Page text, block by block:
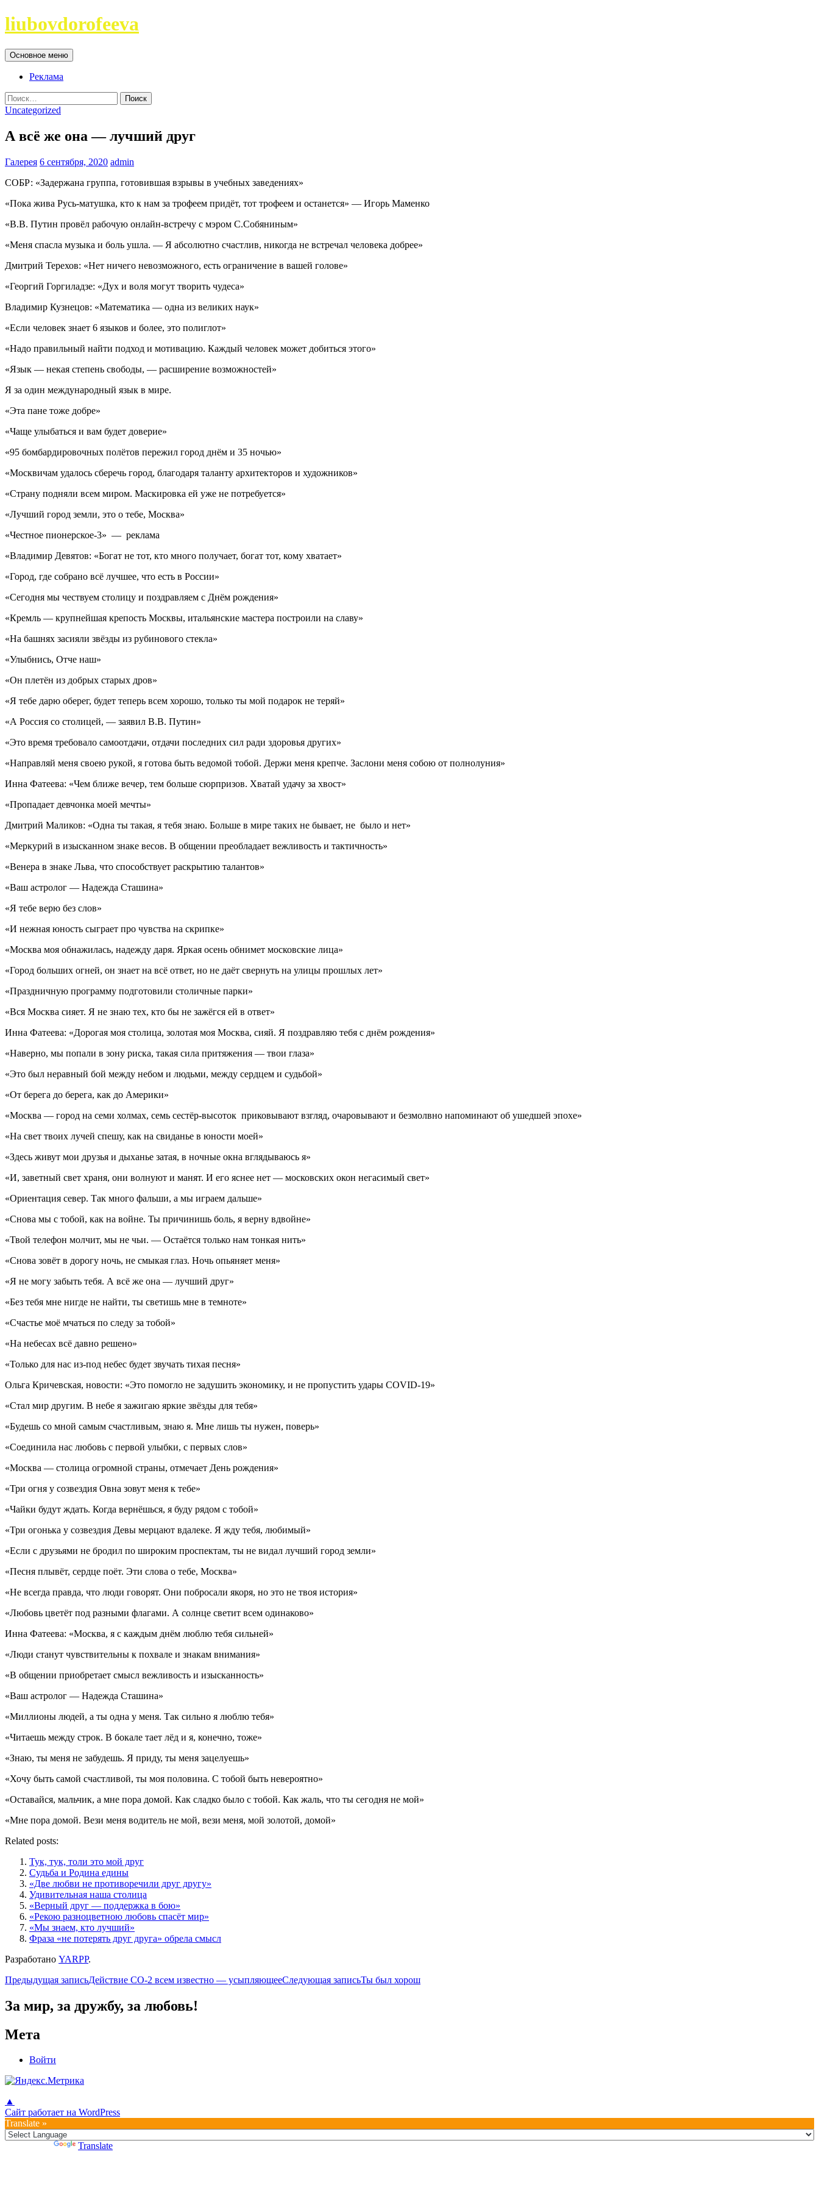
Перейти
к
liubovdorofeeva
Поиск
Основное меню
Реклама
Найти:
Uncategorized
А всё же она — лучший друг
Галерея 6 сентября, 2020 admin
СОБР: «Задержана группа, готовившая взрывы в учебных заведениях»
«Пока жива Русь-матушка, кто к нам за трофеем придёт, тот трофеем и останется» — Игорь Маменко
«В.В. Путин провёл рабочую онлайн-встречу с мэром С.Собяниным»
«Меня спасла музыка и боль ушла. — Я абсолютно счастлив, никогда не встречал человека добрее»
Дмитрий Терехов: «Нет ничего невозможного, есть ограничение в вашей голове»
«Георгий Горгиладзе: «Дух и воля могут творить чудеса»
Владимир Кузнецов: «Математика — одна из великих наук»
«Если человек знает 6 языков и более, это полиглот»
«Надо правильный найти подход и мотивацию. Каждый человек может добиться этого»
«Язык — некая степень свободы, — расширение возможностей»
Я за один международный язык в мире.
«Эта пане тоже добре»
«Чаще улыбаться и вам будет доверие»
«95 бомбардировочных полётов пережил город днём и 35 ночью»
«Москвичам удалось сберечь город, благодаря таланту архитекторов и художников»
«Страну подняли всем миром. Маскировка ей уже не потребуется»
«Лучший город земли, это о тебе, Москва»
«Честное пионерское-3» — реклама
«Владимир Девятов: «Богат не тот, кто много получает, богат тот, кому хватает»
«Город, где собрано всё лучшее, что есть в России»
«Сегодня мы чествуем столицу и поздравляем с Днём рождения»
«Кремль — крупнейшая крепость Москвы, итальянские мастера построили на славу»
«На башнях засияли звёзды из рубинового стекла»
«Улыбнись, Отче наш»
«Он плетён из добрых старых дров»
«Я тебе дарю оберег, будет теперь всем хорошо, только ты мой подарок не теряй»
«А Россия со столицей, — заявил В.В. Путин»
«Это время требовало самоотдачи, отдачи последних сил ради здоровья других»
«Направляй меня своею рукой, я готова быть ведомой тобой. Держи меня крепче. Заслони меня собою от полнолуния»
Инна Фатеева: «Чем ближе вечер, тем больше сюрпризов. Хватай удачу за хвост»
«Пропадает девчонка моей мечты»
Дмитрий Маликов: «Одна ты такая, я тебя знаю. Больше в мире таких не бывает, не было и нет»
«Меркурий в изысканном знаке весов. В общении преобладает вежливость и тактичность»
«Венера в знаке Льва, что способствует раскрытию талантов»
«Ваш астролог — Надежда Сташина»
«Я тебе верю без слов»
«И нежная юность сыграет про чувства на скрипке»
«Москва моя обнажилась, надежду даря. Яркая осень обнимет московские лица»
«Город больших огней, он знает на всё ответ, но не даёт свернуть на улицы прошлых лет»
«Праздничную программу подготовили столичные парки»
«Вся Москва сияет. Я не знаю тех, кто бы не зажёгся ей в ответ»
Инна Фатеева: «Дорогая моя столица, золотая моя Москва, сияй. Я поздравляю тебя с днём рождения»
«Наверно, мы попали в зону риска, такая сила притяжения — твои глаза»
«Это был неравный бой между небом и людьми, между сердцем и судьбой»
«От берега до берега, как до Америки»
«Москва — город на семи холмах, семь сестёр-высоток приковывают взгляд, очаровывают и безмолвно напоминают об ушедшей эпохе»
«На свет твоих лучей спешу, как на свиданье в юности моей»
«Здесь живут мои друзья и дыханье затая, в ночные окна вглядываюсь я»
«И, заветный свет храня, они волнуют и манят. И его яснее нет — московских окон негасимый свет»
«Ориентация север. Так много фальши, а мы играем дальше»
«Снова мы с тобой, как на войне. Ты причинишь боль, я верну вдвойне»
«Твой телефон молчит, мы не чьи. — Остаётся только нам тонкая нить»
«Снова зовёт в дорогу ночь, не смыкая глаз. Ночь опьяняет меня»
«Я не могу забыть тебя. А всё же она — лучший друг»
«Без тебя мне нигде не найти, ты светишь мне в темноте»
«Счастье моё мчаться по следу за тобой»
«На небесах всё давно решено»
«Только для нас из-под небес будет звучать тихая песня»
Ольга Кричевская, новости: «Это помогло не задушить экономику, и не пропустить удары COVID-19»
«Стал мир другим. В небе я зажигаю яркие звёзды для тебя»
«Будешь со мной самым счастливым, знаю я. Мне лишь ты нужен, поверь»
«Соединила нас любовь с первой улыбки, с первых слов»
«Москва — столица огромной страны, отмечает День рождения»
«Три огня у созвездия Овна зовут меня к тебе»
«Чайки будут ждать. Когда вернёшься, я буду рядом с тобой»
«Три огонька у созвездия Девы мерцают вдалеке. Я жду тебя, любимый»
«Если с друзьями не бродил по широким проспектам, ты не видал лучший город земли»
«Песня плывёт, сердце поёт. Эти слова о тебе, Москва»
«Не всегда правда, что люди говорят. Они побросали якоря, но это не твоя история»
«Любовь цветёт под разными флагами. А солнце светит всем одинаково»
Инна Фатеева: «Москва, я с каждым днём люблю тебя сильней»
«Люди станут чувствительны к похвале и знакам внимания»
«В общении приобретает смысл вежливость и изысканность»
«Ваш астролог — Надежда Сташина»
«Миллионы людей, а ты одна у меня. Так сильно я люблю тебя»
«Читаешь между строк. В бокале тает лёд и я, конечно, тоже»
«Знаю, ты меня не забудешь. Я приду, ты меня зацелуешь»
«Хочу быть самой счастливой, ты моя половина. С тобой быть невероятно»
«Оставайся, мальчик, а мне пора домой. Как сладко было с тобой. Как жаль, что ты сегодня не мой»
«Мне пора домой. Вези меня водитель не мой, вези меня, мой золотой, домой»
Related posts:
Тук, тук, толи это мой друг
Судьба и Родина едины
«Две любви не противоречили друг другу»
Удивительная наша столица
«Верный друг — поддержка в бою»
«Рекою разноцветною любовь спасёт мир»
«Мы знаем, кто лучший»
Фраза «не потерять друг друга» обрела смысл
Разработано YARPP.
Навигация
по
записям
Предыдущая записьДействие СО-2 всем известно — усыпляющееСледующая записьТы был хорош
За мир, за дружбу, за любовь!
Мета
Войти
▲
Сайт работает на WordPress
Translate »
Translate